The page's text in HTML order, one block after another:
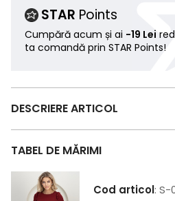
STAR Points
Cumpără acum și ai -19 Lei
ta comandă prin STAR Points!
DESCRIERE ARTICOL
TABEL DE MĂRIMI
Cod articol: S-